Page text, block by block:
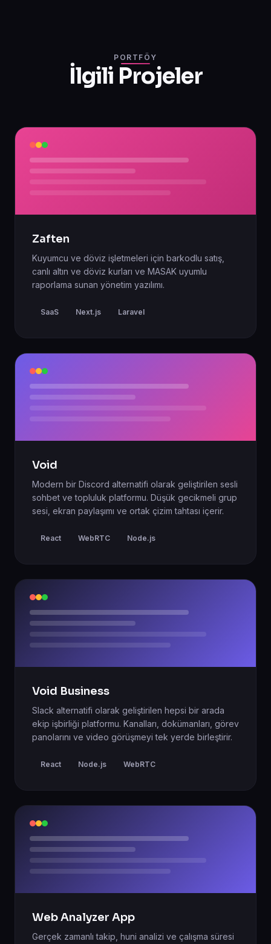
PORTFÖY
İlgili Projeler
Zaften
Kuyumcu ve döviz işletmeleri için barkodlu satış,
canlı altın ve döviz kurları ve MASAK uyumlu
raporlama sunan yönetim yazılımı.
SaaS Next.js Laravel
Void
Modern bir Discord alternatifi olarak geliştirilen sesli
sohbet ve topluluk platformu. Düşük gecikmeli grup
sesi, ekran paylaşımı ve ortak çizim tahtası içerir.
React WebRTC Node.js
Void Business
Slack alternatifi olarak geliştirilen hepsi bir arada
ekip işbirliği platformu. Kanalları, dokümanları, görev
panolarını ve video görüşmeyi tek yerde birleştirir.
React Node.js WebRTC
Web Analyzer App
Gerçek zamanlı takip, huni analizi ve çalışma süresi